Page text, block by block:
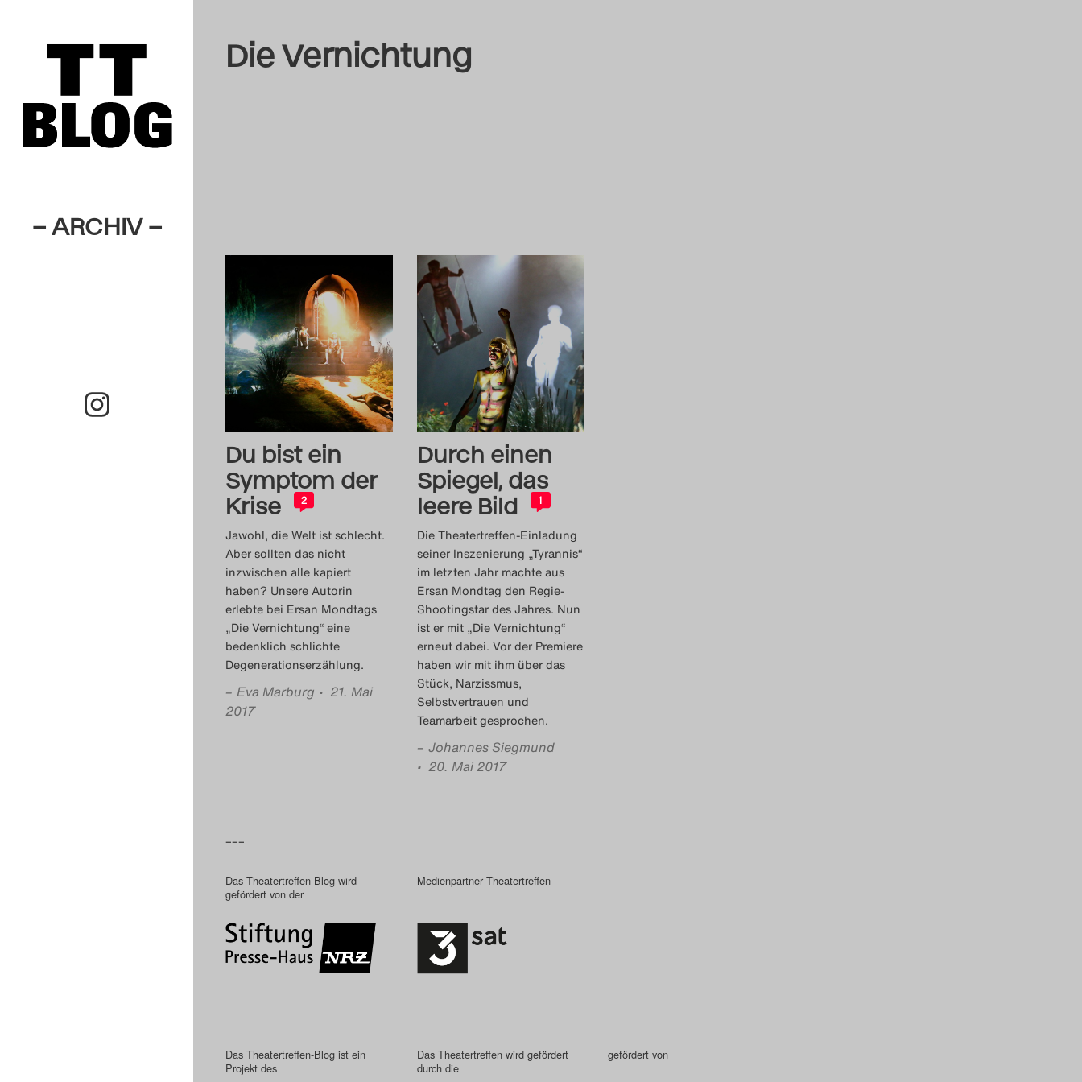
– ARCHIV –
Die Vernichtung
Du bist ein
Symptom der
Krise
2
Jawohl, die Welt ist schlecht.
Aber sollten das nicht
inzwischen alle kapiert
haben? Unsere Autorin
erlebte bei Ersan Mondtags
„Die Vernichtung“ eine
bedenklich schlichte
Degenerationserzählung.
– Eva Marburg • 21. Mai
2017
Durch einen
Spiegel, das
leere Bild
1
Die Theatertreffen-Einladung
seiner Inszenierung „Tyrannis“
im letzten Jahr machte aus
Ersan Mondtag den Regie-
Shootingstar des Jahres. Nun
ist er mit „Die Vernichtung“
erneut dabei. Vor der Premiere
haben wir mit ihm über das
Stück, Narzissmus,
Selbstvertrauen und
Teamarbeit gesprochen.
– Johannes Siegmund
• 20. Mai 2017
–––
Das Theatertreffen-Blog wird
gefördert von der
Medienpartner Theatertreffen
Das Theatertreffen-Blog ist ein
Projekt des
Das Theatertreffen wird gefördert
durch die
gefördert von